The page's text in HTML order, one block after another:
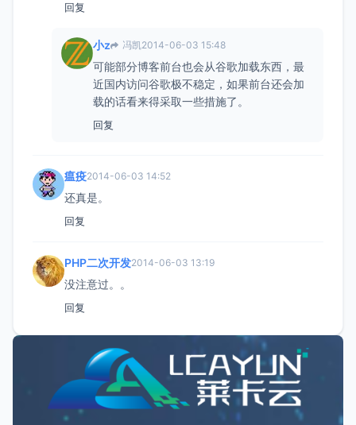
回复
小z 冯凯2014-06-03 15:48
可能部分博客前台也会从谷歌加载东西，最
近国内访问谷歌极不稳定，如果前台还会加
载的话看来得采取一些措施了。
回复
瘟疫2014-06-03 14:52
还真是。
回复
PHP二次开发2014-06-03 13:19
没注意过。。
回复